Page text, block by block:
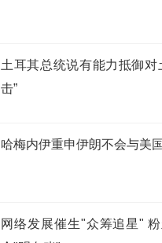
土耳其总统说有能力抵御对
击”
哈梅内伊重申伊朗不会与美
网络发展催生"众筹追星"